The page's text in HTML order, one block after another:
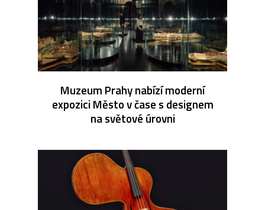
Muzeum Prahy nabízí moderní
expozici Město v čase s designem
na světové úrovni